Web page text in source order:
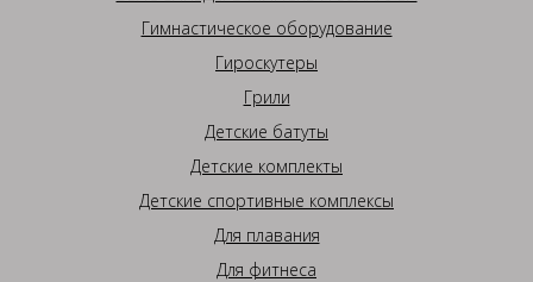
Гимнастическое оборудование
Гироскутеры
Грили
Детские батуты
Детские комплекты
Детские спортивные комплексы
Для плавания
Для фитнеса